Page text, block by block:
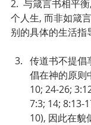
2.  与箴言书相平
个人生, 而非如箴
别的具体的生活指
传道书不提倡
倡在神的原则
10; 24-26;
7:3; 14; 8:13-
10), 因此在貌